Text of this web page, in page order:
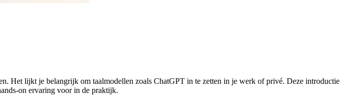
Het lijkt je belangrijk om taalmodellen zoals ChatGPT in te zetten in je werk of privé. Deze introductie
on ervaring voor in de praktijk.